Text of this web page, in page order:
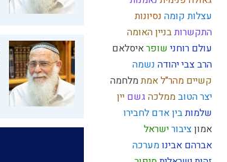
עצלותקומה נסיונות
התקשרותבניין האומה
עולם רוחני שופראיסלאם
הרב צבי יהודה נשמה
קשיים מהר"לאמתמלחמה
יצר הטובממלכה גשם יין
שלמותבין אדם לחבירו
אמוןציבורישראל
אברהם אבינומערכה